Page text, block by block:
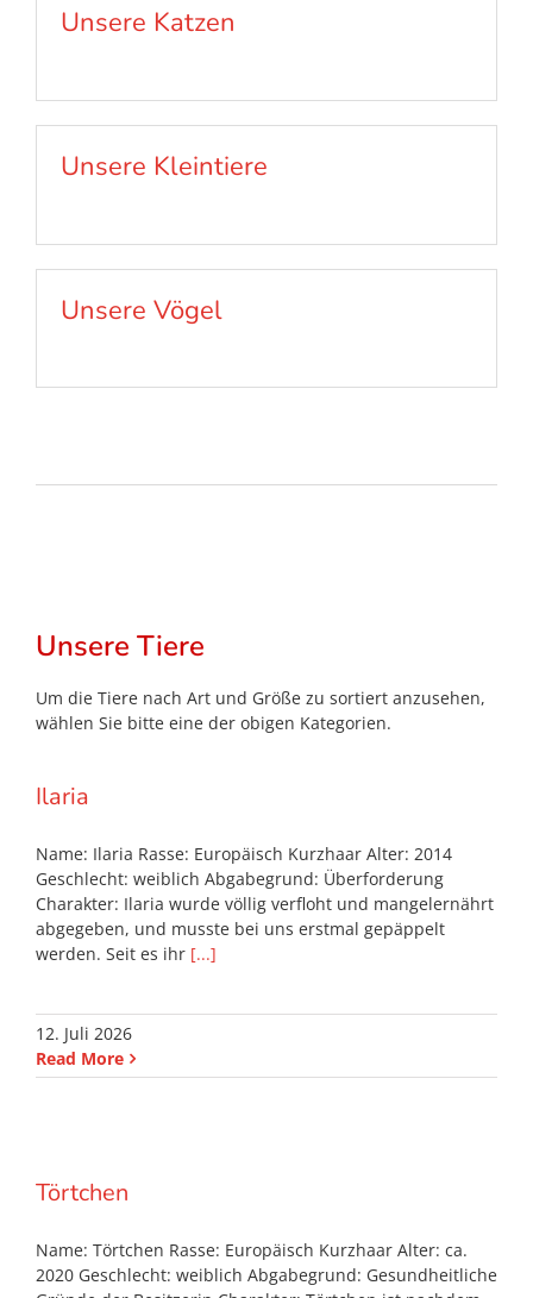
Unsere Katzen
Unsere Kleintiere
Unsere Vögel
Unsere Tiere
Um die Tiere nach Art und Größe zu sortiert anzusehen,
wählen Sie bitte eine der obigen Kategorien.
Ilaria
Name: Ilaria Rasse: Europäisch Kurzhaar Alter: 2014
Geschlecht: weiblich Abgabegrund: Überforderung
Charakter: Ilaria wurde völlig verfloht und mangelernährt
abgegeben, und musste bei uns erstmal gepäppelt
werden. Seit es ihr [...]
12. Juli 2026
Read More
Törtchen
Name: Törtchen Rasse: Europäisch Kurzhaar Alter: ca.
2020 Geschlecht: weiblich Abgabegrund: Gesundheitliche